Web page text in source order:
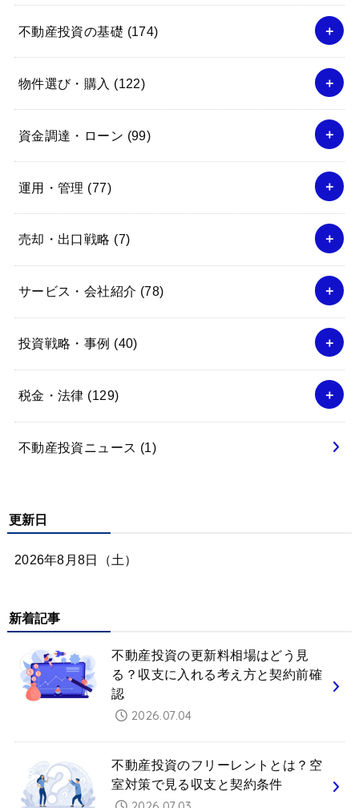
不動産投資の基礎 (174)
物件選び・購入 (122)
資金調達・ローン (99)
運用・管理 (77)
売却・出口戦略 (7)
サービス・会社紹介 (78)
投資戦略・事例 (40)
税金・法律 (129)
不動産投資ニュース (1)
更新日
2026年8月8日（土）
新着記事
不動産投資の更新料相場はどう見
る？収支に入れる考え方と契約前確
認
2026.07.04
不動産投資のフリーレントとは？空
室対策で見る収支と契約条件